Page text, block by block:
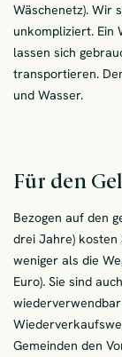
Wäschenetz). Wir
unkompliziert. Ein
lassen sich
transportieren.
und Wasser.
Für den
Bezogen auf den
drei Jahre) kosten
weniger als die
Euro). Sie sind
Gemeinden den